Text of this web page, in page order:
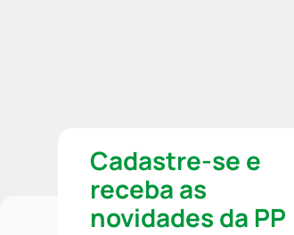
Cadastre-se e
receba as
novidades da PP